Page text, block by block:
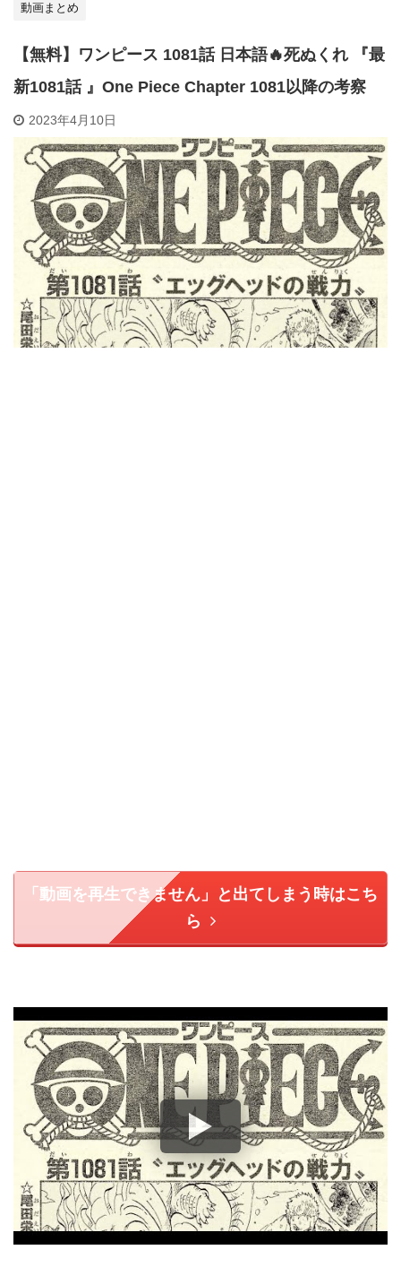
動画まとめ
【無料】ワンピース 1081話 日本語🔥死ぬくれ 『最
新1081話 』One Piece Chapter 1081以降の考察
2023年4月10日
「動画を再生できません」と出てしまう時はこち
ら